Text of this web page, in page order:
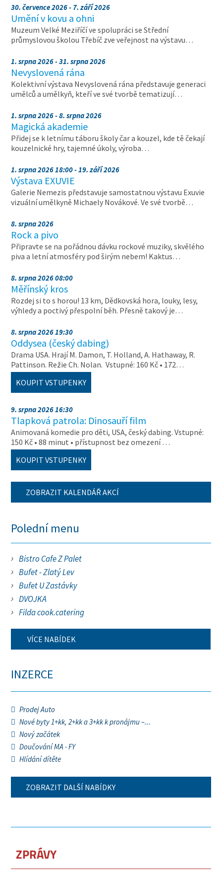
30. července 2026 - 7. září 2026
Umění v kovu a ohni
Muzeum Velké Meziříčí ve spolupráci se Střední
průmyslovou školou Třebíč zve veřejnost na výstavu…
1. srpna 2026 - 31. srpna 2026
Nevyslovená rána
Kolektivní výstava Nevyslovená rána představuje generaci
umělců a umělkyň, kteří ve své tvorbě tematizují…
1. srpna 2026 - 8. srpna 2026
Magická akademie
Přidej se k letnímu táboru školy čar a kouzel, kde tě čekají
kouzelnické hry, tajemné úkoly, výroba…
1. srpna 2026 18:00 - 19. září 2026
Výstava EXUVIE
Galerie Nemezis představuje samostatnou výstavu Exuvie
vizuální umělkyně Michaely Novákové. Ve své tvorbě…
8. srpna 2026
Rock a pivo
Připravte se na pořádnou dávku rockové muziky, skvělého
piva a letní atmosféry pod širým nebem! Kaktus…
8. srpna 2026 08:00
Měřínský kros
Rozdej si to s horou! 13 km, Dědkovská hora, louky, lesy,
výhledy a poctivý přespolní běh. Přesně takový je…
8. srpna 2026 19:30
Oddysea (český dabing)
Drama USA. Hrají M. Damon, T. Holland, A. Hathaway, R.
Pattinson. Režie Ch. Nolan. Vstupné: 160 Kč • 172…
KOUPIT VSTUPENKY
9. srpna 2026 16:30
Tlapková patrola: Dinosauří film
Animovaná komedie pro děti, USA, český dabing. Vstupné:
150 Kč • 88 minut • přístupnost bez omezení …
KOUPIT VSTUPENKY
ZOBRAZIT KALENDÁŘ AKCÍ
Polední menu
Bistro Cafe Z Palet
Bufet - Zlatý Lev
Bufet U Zastávky
DVOJKA
Filda cook.catering
VÍCE NABÍDEK
INZERCE
Prodej Auto
Nové byty 1+kk, 2+kk a 3+kk k pronájmu –...
Nový začátek
Doučování MA - FY
Hlídání dítěte
ZOBRAZIT DALŠÍ NABÍDKY
ZPRÁVY